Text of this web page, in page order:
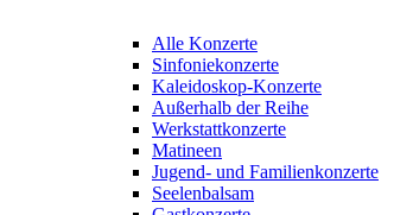
Alle Konzerte
Sinfoniekonzerte
Kaleidoskop-Konzerte
Außerhalb der Reihe
Werkstattkonzerte
Matineen
Jugend- und Familienkonzerte
Seelenbalsam